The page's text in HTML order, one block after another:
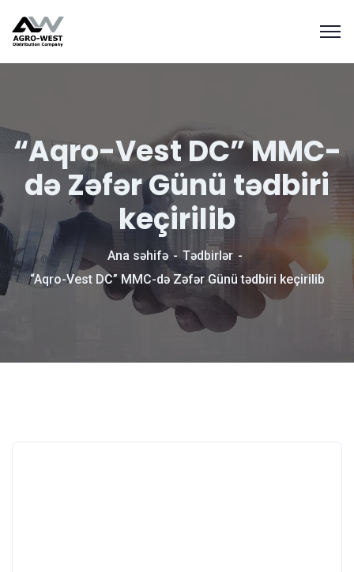
“Aqro-Vest DC” MMC-
də Zəfər Günü tədbiri
keçirilib
Ana səhifə
Tədbirlər
“Aqro-Vest DC” MMC-də Zəfər Günü tədbiri keçirilib